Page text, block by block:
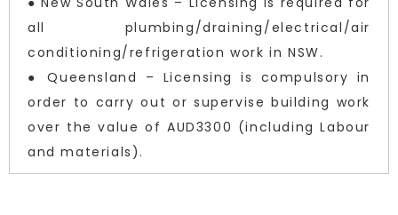
all plumbing/draining/electrical/air
conditioning/refrigeration work in NSW.
● Queensland – Licensing is compulsory in
order to carry out or supervise building work
over the value of AUD3300 (including Labour
and materials).